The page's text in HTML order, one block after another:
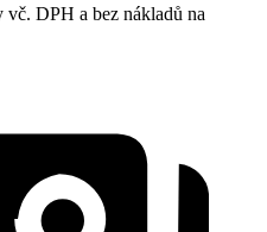
DPH a bez nákladů na